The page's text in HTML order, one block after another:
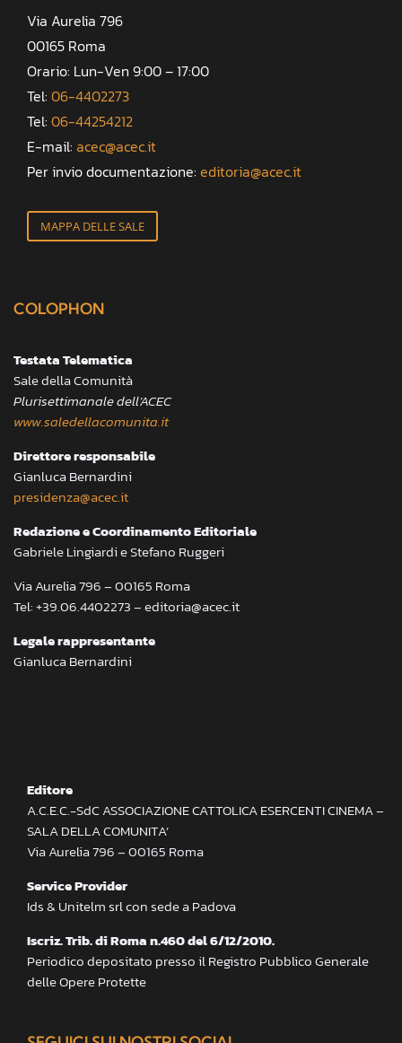
Via Aurelia 796
00165 Roma
Orario: Lun-Ven 9:00 – 17:00
Tel: 06-4402273
Tel: 06-44254212
E-mail: acec@acec.it
Per invio documentazione: editoria@acec.it
MAPPA DELLE SALE
COLOPHON
Testata Telematica
Sale della Comunità
Plurisettimanale dell’ACEC
www.saledellacomunita.it
Direttore responsabile
Gianluca Bernardini
presidenza@acec.it
Redazione e Coordinamento Editoriale
Gabriele Lingiardi e Stefano Ruggeri
Via Aurelia 796 – 00165 Roma
Tel: +39.06.4402273 – editoria@acec.it
Legale rappresentante
Gianluca Bernardini
Editore
A.C.E.C.-SdC ASSOCIAZIONE CATTOLICA ESERCENTI CINEMA –
SALA DELLA COMUNITA’
Via Aurelia 796 – 00165 Roma
Service Provider
Ids & Unitelm srl con sede a Padova
Iscriz. Trib. di Roma n.460 del 6/12/2010.
Periodico depositato presso il Registro Pubblico Generale
delle Opere Protette